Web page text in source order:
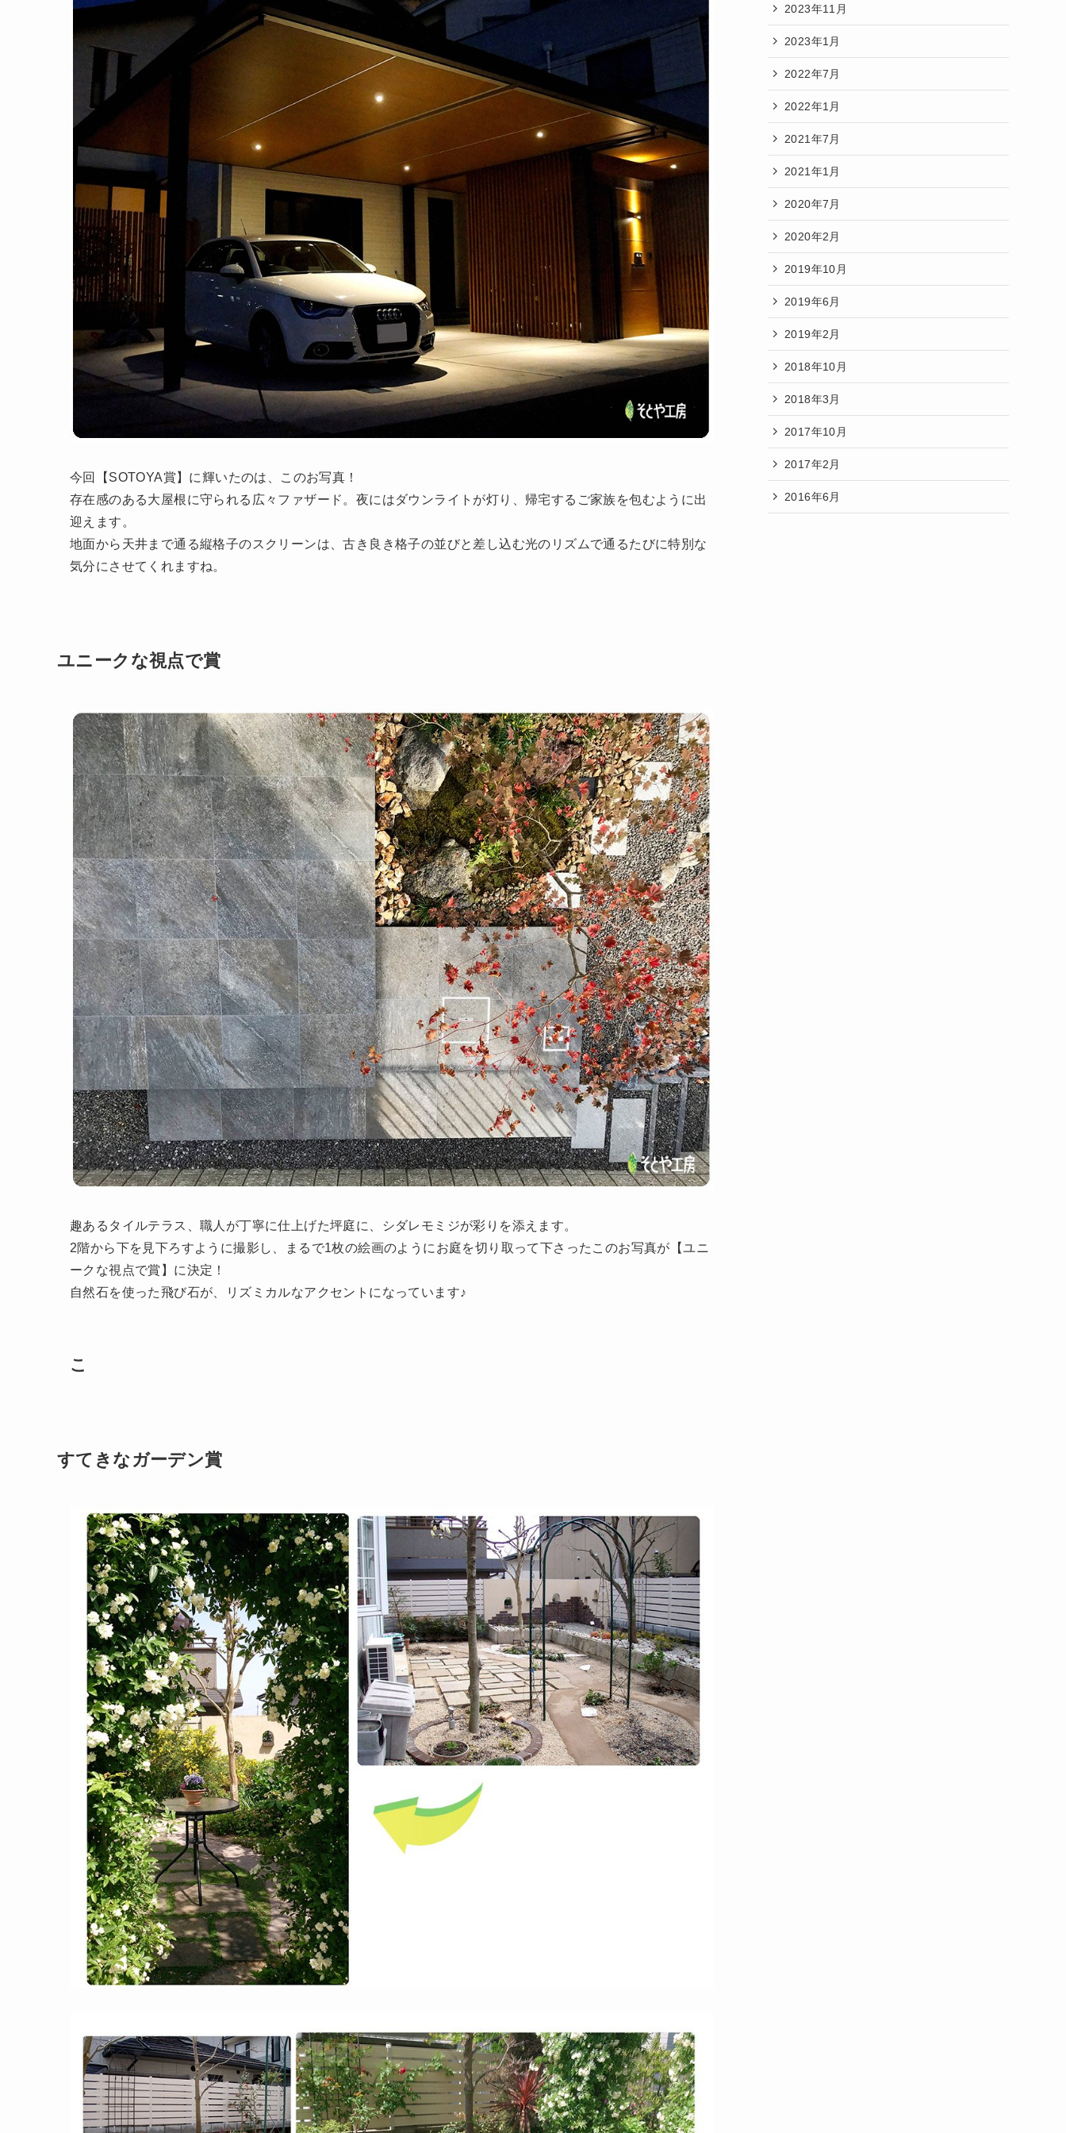
今回【SOTOYA賞】に輝いたのは、このお写真！
存在感のある大屋根に守られる広々ファザード。夜にはダウンライトが灯り、帰宅するご家族を包むように出
迎えます。
地面から天井まで通る縦格子のスクリーンは、古き良き格子の並びと差し込む光のリズムで通るたびに特別な
気分にさせてくれますね。
ユニークな視点で賞
趣あるタイルテラス、職人が丁寧に仕上げた坪庭に、シダレモミジが彩りを添えます。
2階から下を見下ろすように撮影し、まるで1枚の絵画のようにお庭を切り取って下さったこのお写真が【ユニ
ークな視点で賞】に決定！
自然石を使った飛び石が、リズミカルなアクセントになっています♪
こ
すてきなガーデン賞
2023年11月
2023年1月
2022年7月
2022年1月
2021年7月
2021年1月
2020年7月
2020年2月
2019年10月
2019年6月
2019年2月
2018年10月
2018年3月
2017年10月
2017年2月
2016年6月